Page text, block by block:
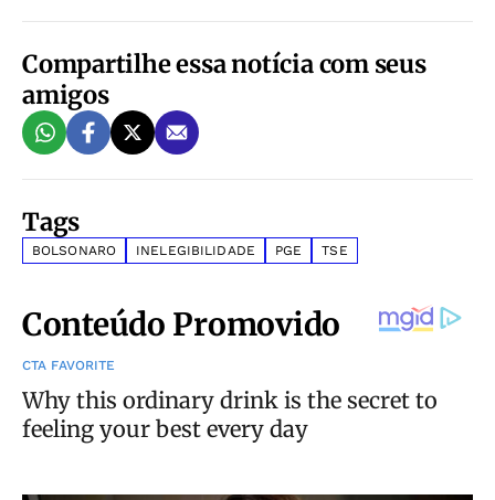
Compartilhe essa notícia com seus
amigos
Tags
BOLSONARO INELEGIBILIDADE PGE TSE